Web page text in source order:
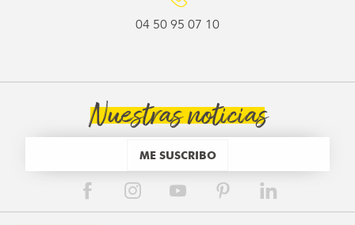
04 50 95 07 10
Nuestras noticias
ME SUSCRIBO